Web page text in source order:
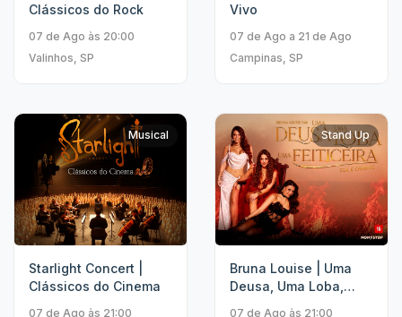
Clássicos do Rock
07 de Ago às 20:00
Valinhos, SP
Vivo
07 de Ago a 21 de Ago
Campinas, SP
Musical
Starlight Concert |
Clássicos do Cinema
07 de Ago às 21:00
Stand Up
Bruna Louise | Uma
Deusa, Uma Loba,
07 de Ago às 21:00